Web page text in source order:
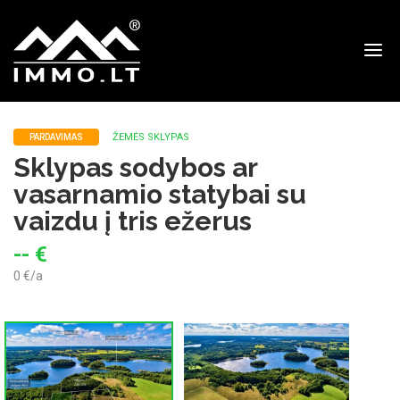
Immo
PARDAVIMAS ŽEMĖS SKLYPAS
Sklypas sodybos ar
vasarnamio statybai su
vaizdu į tris ežerus
-- €
0 €/a